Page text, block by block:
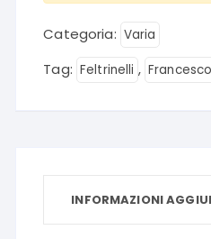
Categoria: Varia
Tag: Feltrinelli ,
INFORMAZIONI